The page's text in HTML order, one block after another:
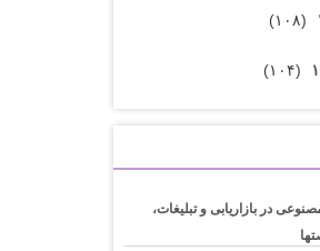
(۱۰۸)
(۱۰۴)
در بازاریابی و تبلیغات،